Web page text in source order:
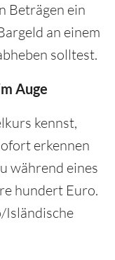
Beträgen ein
an einem
solltest.
Auge
kennst,
erkennen
während eines
hundert Euro.
Isländische